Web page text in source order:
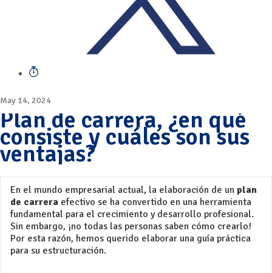
May 14, 2024
Plan de carrera, ¿en qué
consiste y cuáles son sus
ventajas?
En el mundo empresarial actual, la elaboración de un plan
de carrera efectivo se ha convertido en una herramienta
fundamental para el crecimiento y desarrollo profesional.
Sin embargo, ¡no todas las personas saben cómo crearlo!
Por esta razón, hemos querido elaborar una guía práctica
para su estructuración.